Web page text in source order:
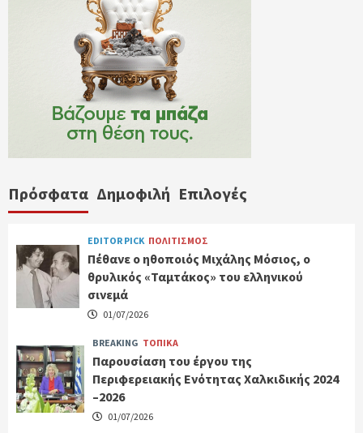
Πρόσφατα Δημοφιλή Επιλογές
EDITOR PICK ΠΟΛΙΤΙΣΜΟΣ
Πέθανε ο ηθοποιός Μιχάλης Μόσιος, ο
θρυλικός «Ταμτάκος» του ελληνικού
σινεμά
01/07/2026
BREAKING ΤΟΠΙΚΑ
Παρουσίαση του έργου της
Περιφερειακής Ενότητας Χαλκιδικής 2024
–2026
01/07/2026